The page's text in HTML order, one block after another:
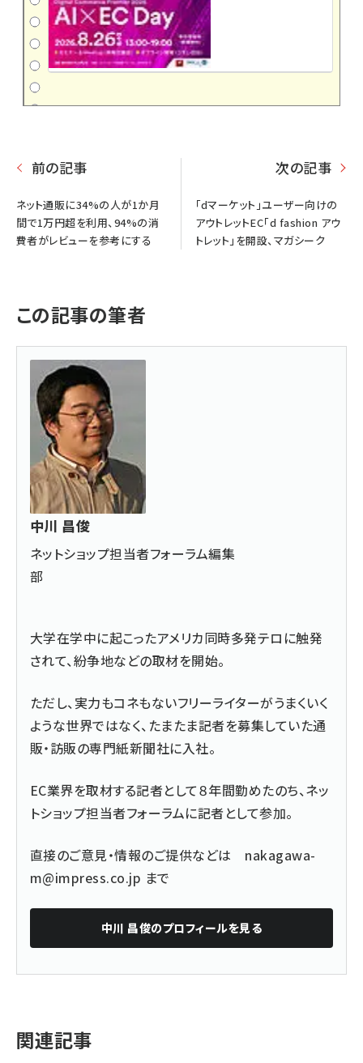
前の記事
ネット通販に34%の人が1か月
間で1万円超を利用、94%の消
費者がレビューを参考にする
次の記事
「dマーケット」ユーザー向けの
アウトレットEC「d fashion アウ
トレット」を開設、マガシーク
この記事の筆者
中川 昌俊
ネットショップ担当者フォーラム編集
部
大学在学中に起こったアメリカ同時多発テロに触発
されて、紛争地などの取材を開始。
ただし、実力もコネもないフリーライターがうまくいく
ような世界ではなく、たまたま記者を募集していた通
販・訪販の専門紙新聞社に入社。
EC業界を取材する記者として８年間勤めたのち、ネッ
トショップ担当者フォーラムに記者として参加。
直接のご意見・情報のご提供などは nakagawa-
m@impress.co.jp まで
中川 昌俊のプロフィールを見る
関連記事